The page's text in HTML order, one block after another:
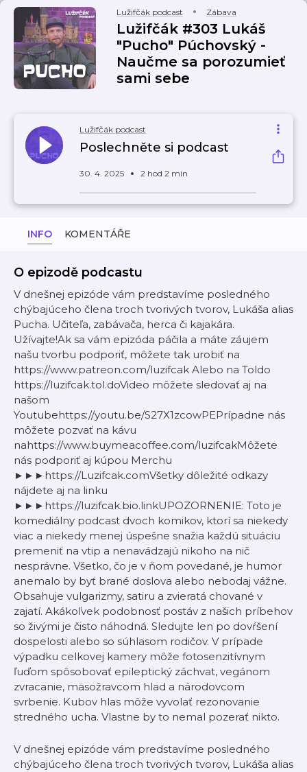
Lužifčák podcast Zábava
Lužifčák #303 Lukáš
"Pucho" Púchovský -
Naučme sa porozumieť
sami sebe
Lužifčák podcast
Poslechněte si podcast
30. 4. 2025 2 hod 2 min
INFO KOMENTÁŘE
O epizodě podcastu
V dnešnej epizóde vám predstavíme posledného
chýbajúceho člena troch tvorivých tvorov, Lukáša alias
Pucha. Učiteľa, zabávača, herca či kajakára.
Užívajte!Ak sa vám epizóda páčila a máte záujem
našu tvorbu podporiť, môžete tak urobiť na
⁠https://www.patreon.com/luzifcak⁠ Alebo na Toldo
⁠https://luzifcak.tol.do⁠Video môžete sledovať aj na
našom
Youtube⁠https://youtu.be/S27X1zcowPE⁠Prípadne nás
môžete pozvať na kávu
na⁠⁠⁠⁠⁠⁠⁠⁠⁠⁠⁠⁠⁠⁠⁠⁠⁠⁠⁠⁠⁠⁠⁠⁠⁠⁠⁠⁠⁠⁠⁠⁠⁠⁠⁠⁠⁠⁠⁠⁠⁠⁠⁠⁠⁠⁠⁠⁠⁠⁠⁠⁠⁠⁠⁠⁠⁠⁠⁠⁠⁠⁠⁠⁠⁠⁠⁠⁠⁠⁠⁠⁠⁠⁠⁠⁠⁠⁠⁠https://www.buymeacoffee.com/luzifcak⁠⁠⁠⁠⁠⁠⁠⁠⁠⁠⁠⁠⁠⁠⁠⁠⁠⁠⁠⁠⁠⁠⁠⁠⁠⁠⁠⁠⁠⁠⁠⁠⁠⁠⁠⁠⁠⁠⁠⁠⁠⁠⁠⁠⁠⁠⁠⁠⁠⁠⁠⁠⁠⁠⁠⁠⁠⁠⁠⁠⁠⁠⁠⁠⁠⁠⁠⁠⁠⁠⁠⁠⁠⁠⁠⁠⁠⁠⁠Môžete
nás podporiť aj kúpou Merchu
►►►⁠⁠⁠⁠⁠⁠⁠⁠⁠⁠⁠⁠⁠⁠⁠⁠⁠⁠⁠⁠⁠⁠⁠⁠⁠⁠⁠⁠⁠⁠⁠⁠⁠⁠⁠⁠⁠⁠⁠⁠⁠⁠⁠⁠⁠⁠⁠⁠⁠⁠⁠⁠⁠⁠⁠⁠⁠⁠⁠⁠⁠⁠⁠⁠⁠⁠⁠⁠⁠⁠⁠⁠⁠⁠⁠⁠⁠⁠⁠https://Luzifcak.com⁠⁠⁠⁠⁠⁠⁠⁠⁠⁠⁠⁠⁠⁠⁠⁠⁠⁠⁠⁠⁠⁠⁠⁠⁠⁠⁠⁠⁠⁠⁠⁠⁠⁠⁠⁠⁠⁠⁠⁠⁠⁠⁠⁠⁠⁠⁠⁠⁠⁠⁠⁠⁠⁠⁠⁠⁠⁠⁠⁠⁠⁠⁠⁠⁠⁠⁠⁠⁠⁠⁠⁠⁠⁠⁠⁠⁠⁠⁠Všetky dôležité odkazy
nájdete aj na linku
►►►⁠⁠⁠⁠⁠⁠⁠⁠⁠⁠⁠⁠⁠⁠⁠⁠⁠⁠⁠⁠⁠⁠⁠⁠⁠⁠⁠⁠⁠⁠⁠⁠⁠⁠⁠⁠⁠⁠⁠⁠⁠⁠⁠⁠⁠⁠⁠⁠⁠⁠⁠⁠⁠⁠⁠⁠⁠⁠⁠⁠⁠⁠⁠⁠⁠⁠⁠⁠⁠⁠⁠⁠⁠⁠⁠⁠⁠⁠⁠https://luzifcak.bio.link⁠⁠⁠⁠⁠⁠⁠⁠⁠⁠⁠⁠⁠⁠⁠⁠⁠⁠⁠⁠⁠⁠⁠⁠⁠⁠⁠⁠⁠⁠⁠⁠⁠⁠⁠⁠⁠⁠⁠⁠⁠⁠⁠⁠⁠⁠⁠⁠⁠⁠⁠⁠⁠⁠⁠⁠⁠⁠⁠⁠⁠⁠⁠⁠⁠⁠⁠⁠⁠⁠⁠⁠⁠⁠⁠⁠⁠⁠⁠UPOZORNENIE: Toto je
komediálny podcast dvoch komikov, ktorí sa niekedy
viac a niekedy menej úspešne snažia každú situáciu
premeniť na vtip a nenavádzajú nikoho na nič
nesprávne. Všetko, čo je v ňom povedané, je humor
anemalo by byť brané doslova alebo nebodaj vážne.
Obsahuje vulgarizmy, satiru a zvieratá chované v
zajatí. Akákoľvek podobnosť postáv z našich príbehov
so živými je čisto náhodná. Sledujte len po dovŕšení
dospelosti alebo so súhlasom rodičov. V prípade
výpadku celkovej kamery môže fotosenzitívnym
ľuďom spôsobovať epileptický záchvat, vegánom
zvracanie, mäsožravcom hlad a národovcom
svrbenie. Kubov hlas môže vyvolať rezonovanie
stredného ucha. Vlastne by to nemal pozerať nikto.
V dnešnej epizóde vám predstavíme posledného
chýbajúceho člena troch tvorivých tvorov, Lukáša alias